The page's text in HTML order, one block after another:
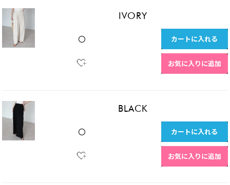
IVORY
〇 カートに入れる
お気に入りに追加
BLACK
〇 カートに入れる
お気に入りに追加